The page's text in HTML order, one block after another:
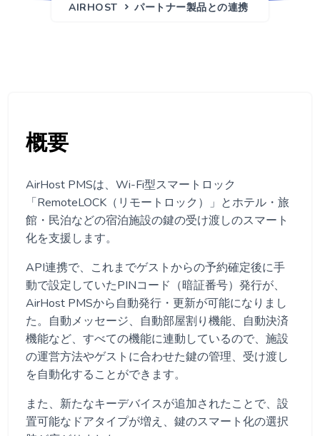
AIRHOST パートナー製品との連携
概要
AirHost PMSは、Wi-Fi型スマートロック
「RemoteLOCK（リモートロック）」とホテル・旅
館・民泊などの宿泊施設の鍵の受け渡しのスマート
化を支援します。
API連携で、これまでゲストからの予約確定後に手
動で設定していたPINコード（暗証番号）発行が、
AirHost PMSから自動発行・更新が可能になりまし
た。自動メッセージ、自動部屋割り機能、自動決済
機能など、すべての機能に連動しているので、施設
の運営方法やゲストに合わせた鍵の管理、受け渡し
を自動化することができます。
また、新たなキーデバイスが追加されたことで、設
置可能なドアタイプが増え、鍵のスマート化の選択